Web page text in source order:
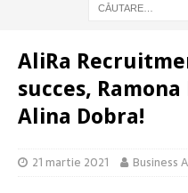
AliRa
succes,
Alina Dobra!
21 martie 2021 Business